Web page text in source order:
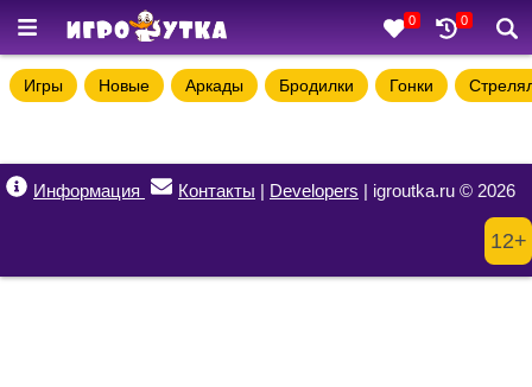
0 0
Игры Новые Аркады Бродилки Гонки
Информация Контакты | Developers | igroutka.ru © 2026
12+